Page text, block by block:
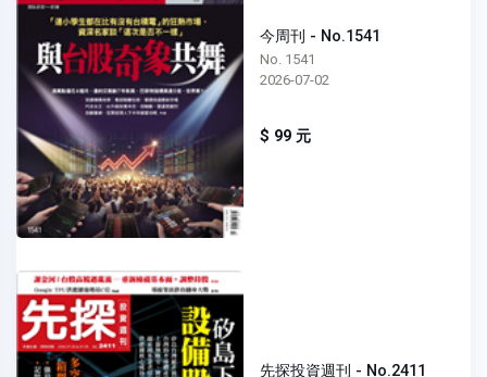
今周刊 - No.1541
No. 1541
2026-07-02
$ 99 元
先探投資週刊 - No.2411